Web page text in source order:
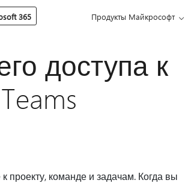
365 Продукты Майкрософт
доступа к
проекту, команде и задачам. Когда вы